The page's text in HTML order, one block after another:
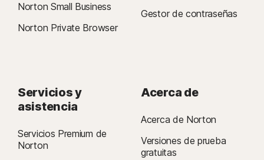
Norton Small Business
Norton Private Browser
Gestor de contraseñas
Servicios y
asistencia
Servicios Premium de
Norton
Acerca de
Acerca de Norton
Versiones de prueba
gratuitas